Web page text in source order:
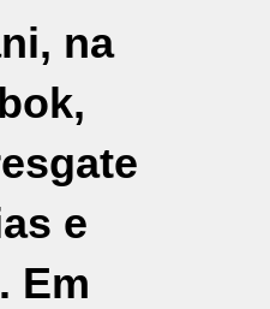
na
e
Em